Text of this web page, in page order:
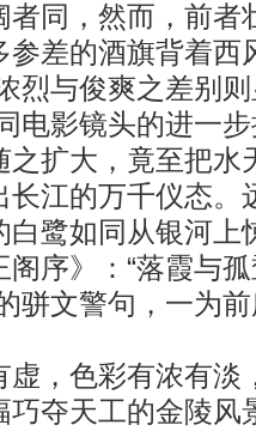
者同，然而，前者
差的酒旗背着西
烈与俊爽之差别
电影镜头的进一
之扩大，竟至把水
长江的万千仪态。
白鹭如同从银河上
阁序》：“落霞与
骈文警句，一为
，色彩有浓有淡
巧夺天工的金陵风